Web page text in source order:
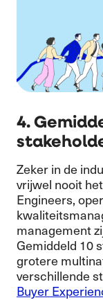
4.
Zeker in de
vrijwel nooit
Engineers,
management
Gemiddeld 10
grotere
verschillende
Buyer